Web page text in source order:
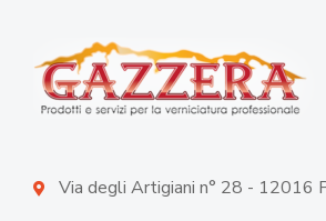
Via degli Artigiani n° 28 - 12016